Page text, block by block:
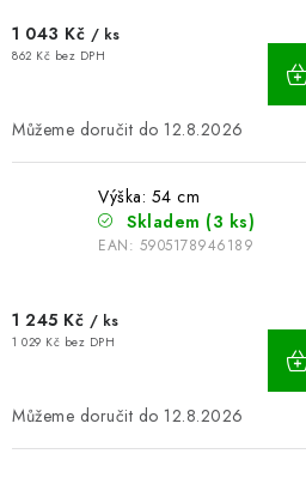
1 043 Kč / ks
862 Kč bez DPH
12.8.2026
Výška: 54 cm
Skladem (3 ks)
EAN: 5905178946189
1 245 Kč / ks
1 029 Kč bez DPH
12.8.2026